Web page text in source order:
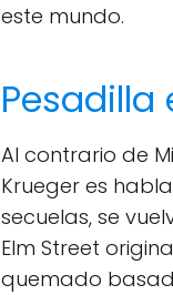
este mundo.
Pesadilla
Al contrario de
Krueger es
secuelas, se
Elm Street
quemado